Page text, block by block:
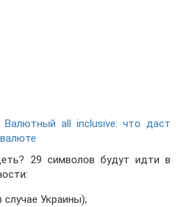
Валютный all inclusive: что даст
29 символов будут идти в
Украины);